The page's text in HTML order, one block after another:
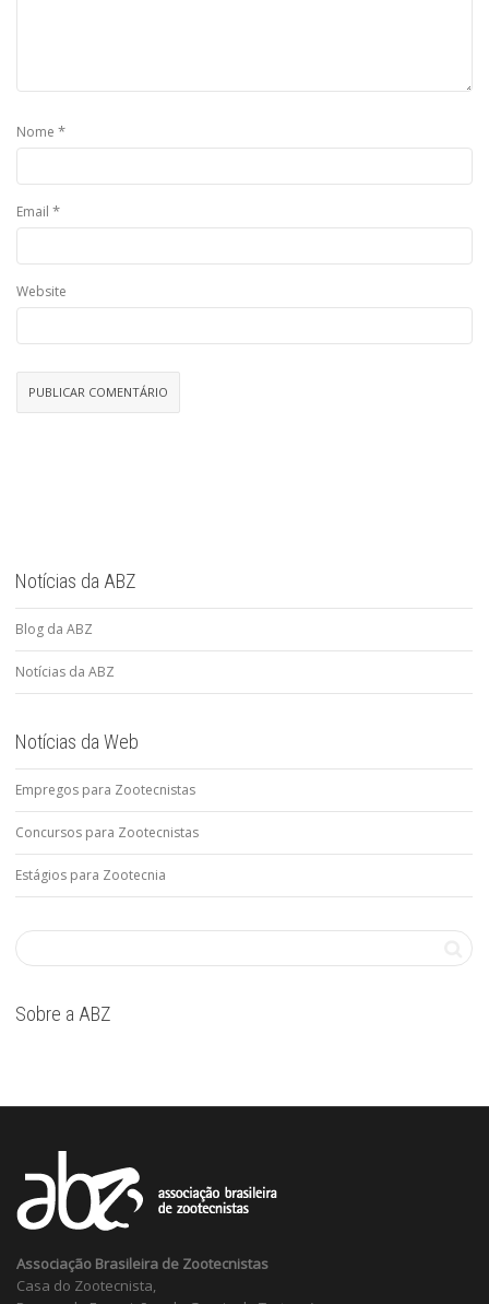
Nome *
Email *
Website
Notícias da ABZ
Blog da ABZ
Notícias da ABZ
Notícias da Web
Empregos para Zootecnistas
Concursos para Zootecnistas
Estágios para Zootecnia
Sobre a ABZ
Associação Brasileira de Zootecnistas
Casa do Zootecnista,